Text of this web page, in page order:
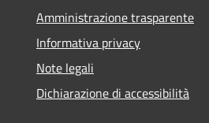
Amministrazione trasparente
Informativa privacy
Note legali
Dichiarazione di accessibilità